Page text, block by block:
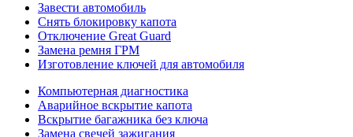
Завести автомобиль
Снять блокировку капота
Отключение Great Guard
Замена ремня ГРМ
Изготовление ключей для автомобиля
Компьютерная диагностика
Аварийное вскрытие капота
Вскрытие багажника без ключа
Замена свечей зажигания